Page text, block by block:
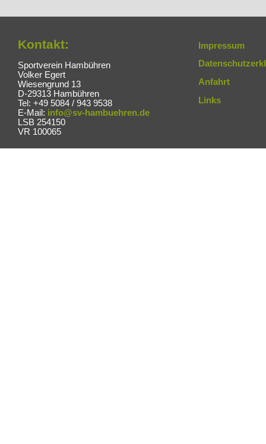
Kontakt:
Sportverein Hambühren
Volker Egert
Wiesengrund 13
D-29313 Hambühren
Tel: +49 5084 / 943 9538
E-Mail: info@sv-hambuehren.de
LSB 254150
VR 100065
Impressum
Anfahrt
Links